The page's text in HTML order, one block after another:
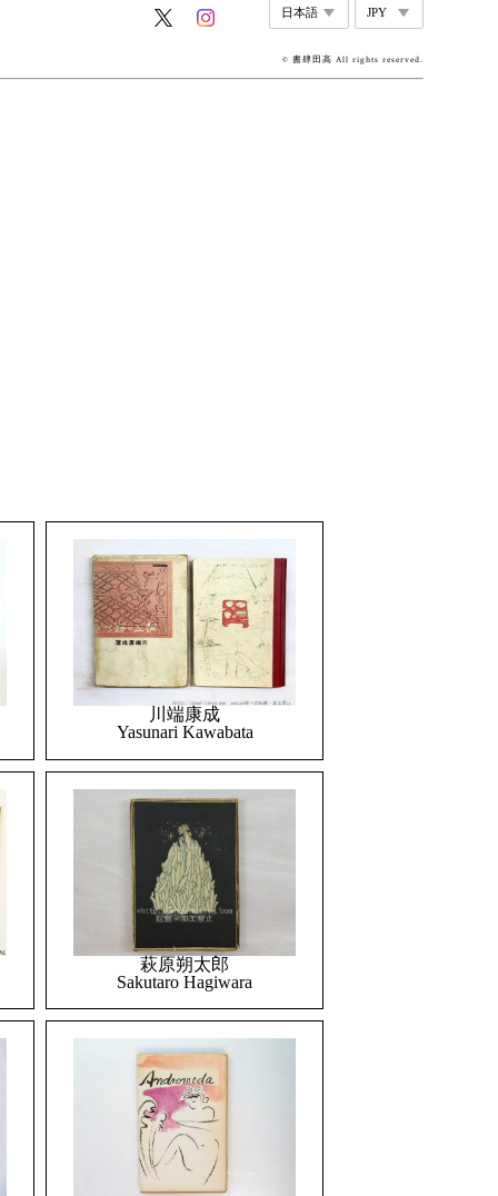
© 書肆田高 All rights reserved.
川端康成
Yasunari Kawabata
萩原朔太郎
Sakutaro Hagiwara